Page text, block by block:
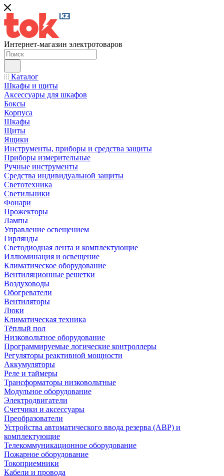
Интернет-магазин электротоваров
Каталог
Шкафы и щиты
Аксессуары для шкафов
Боксы
Корпуса
Шкафы
Щиты
Ящики
Инструменты, приборы и средства защиты
Приборы измерительные
Ручные инструменты
Средства индивидуальной защиты
Светотехника
Светильники
Фонари
Прожекторы
Лампы
Управление освещением
Гирлянды
Светодиодная лента и комплектующие
Иллюминация и освещение
Климатическое оборудование
Вентиляционные решетки
Воздуховоды
Обогреватели
Вентиляторы
Люки
Климатическая техника
Тёплый пол
Низковольтное оборудование
Программируемые логические контроллеры
Регуляторы реактивной мощности
Аккумуляторы
Реле и таймеры
Трансформаторы низковольтные
Модульное оборудование
Электродвигатели
Счетчики и аксессуары
Преобразователи
Устройства автоматического ввода резерва (АВР) и
комплектующие
Телекоммуникационное оборудование
Пожарное оборудование
Токоприемники
Кабели и провода